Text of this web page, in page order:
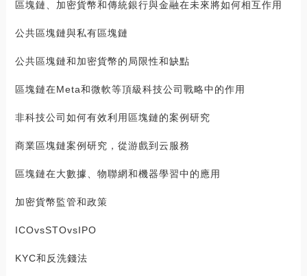
區塊鏈、加密貨幣和傳統銀行與金融在未來將如何相互作用
公共區塊鏈與私有區塊鏈
公共區塊鏈和加密貨幣的局限性和缺點
區塊鏈在Meta和微軟等頂級科技公司戰略中的作用
非科技公司如何有效利用區塊鏈的案例研究
商業區塊鏈案例研究，從游戲到云服務
區塊鏈在大數據、物聯網和機器學習中的應用
加密貨幣監管和政策
ICOvsSTOvsIPO
KYC和反洗錢法